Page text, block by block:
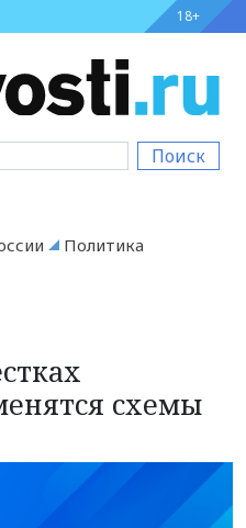
18+
Поиск
Политика
схемы